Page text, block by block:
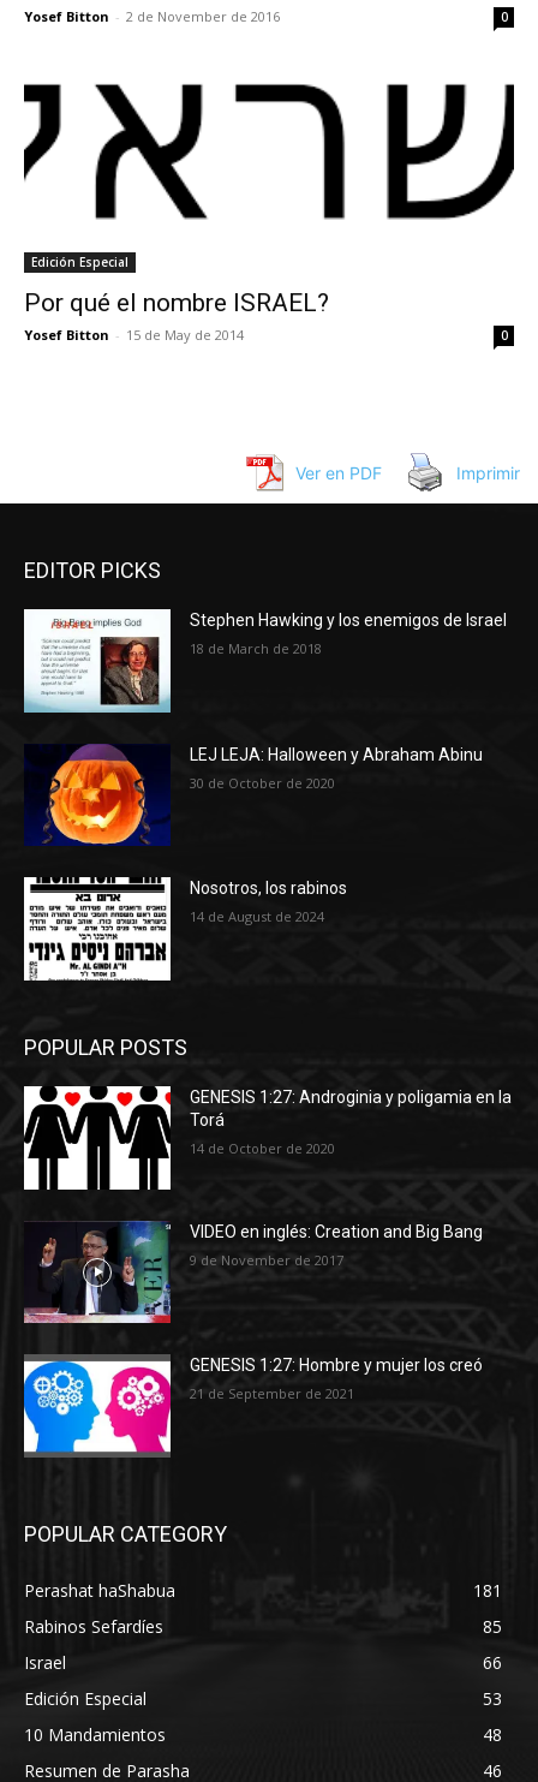
Yosef Bitton - 2 de November de 2016 0
Edición Especial
Por qué el nombre ISRAEL?
Yosef Bitton - 15 de May de 2014 0
Ver en PDF Imprimir
EDITOR PICKS
Stephen Hawking y los enemigos de Israel
18 de March de 2018
LEJ LEJA: Halloween y Abraham Abinu
30 de October de 2020
Nosotros, los rabinos
14 de August de 2024
POPULAR POSTS
GENESIS 1:27: Androginia y poligamia en la
Torá
14 de October de 2020
VIDEO en inglés: Creation and Big Bang
9 de November de 2017
GENESIS 1:27: Hombre y mujer los creó
21 de September de 2021
POPULAR CATEGORY
Perashat haShabua
181
Rabinos Sefardíes
85
Israel
66
Edición Especial
53
10 Mandamientos
48
Resumen de Parasha
46